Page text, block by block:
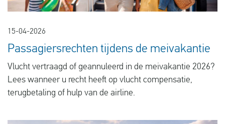
15-04-2026
Passagiersrechten tijdens de meivakantie
Vlucht vertraagd of geannuleerd in de meivakantie 2026?
Lees wanneer u recht heeft op vlucht compensatie,
terugbetaling of hulp van de airline.